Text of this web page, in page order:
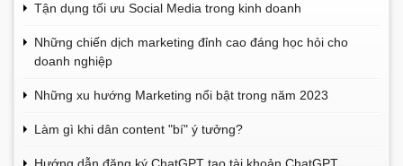
Tận dụng tối ưu Social Media trong kinh doanh
Những chiến dịch marketing đỉnh cao đáng học hỏi cho
doanh nghiệp
Những xu hướng Marketing nổi bật trong năm 2023
Làm gì khi dân content "bí" ý tưởng?